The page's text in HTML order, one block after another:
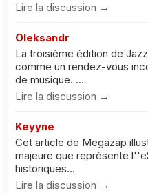
Lire la discussion →
Oleksandr
La troisième édition de
comme un rendez-vous
de musique. ...
Lire la discussion →
Keyyne
Cet article de Megazap
majeure que représente
historiques...
Lire la discussion →